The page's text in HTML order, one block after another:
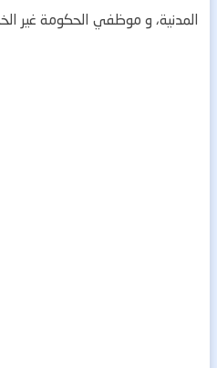
المدنية، و موظفي الحكومة غير